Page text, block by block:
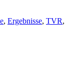
, Ergebnisse, TVR,